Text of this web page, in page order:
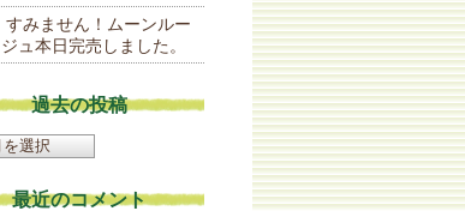
すみません！ムーンルー
ジュ本日完売しました。
過去の投稿
最近のコメント